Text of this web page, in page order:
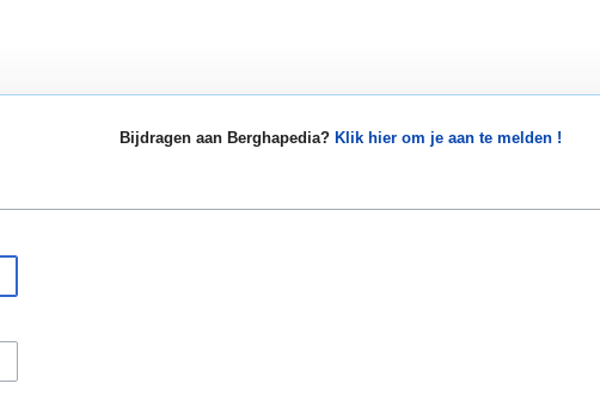
Bijdragen aan Berghapedia? Klik hier om je aan te melden !